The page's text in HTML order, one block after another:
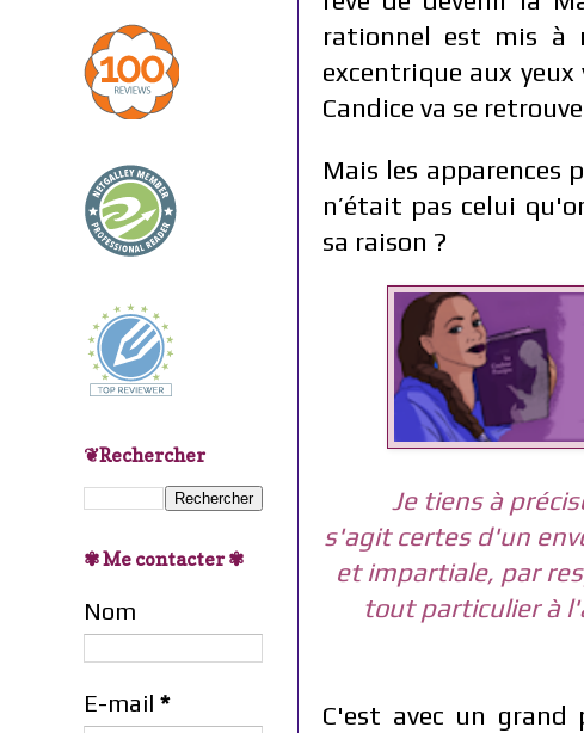
rationnel est mis à
excentrique aux yeux
Candice va se
Mais les apparences
n’était pas celui
sa raison ?
Je tiens à
s'agit certes d'un
et impartiale, par
tout particulier à
C'est avec un grand
❦Rechercher
✾ Me contacter ✾
Nom
E-mail *